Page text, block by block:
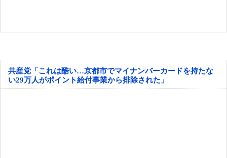
共産党「これは酷い…京都市でマイナンバーカードを持たな
い29万人がポイント給付事業から排除された」